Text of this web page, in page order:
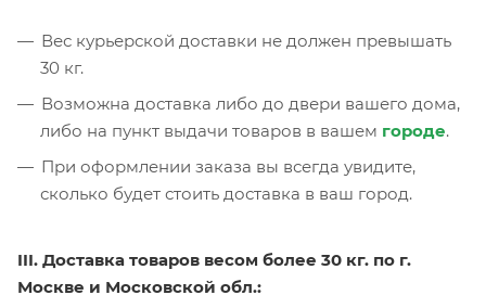
Вес курьерской доставки не должен превышать
30 кг.
Возможна доставка либо до двери вашего дома,
либо на пункт выдачи товаров в вашем городе.
При оформлении заказа вы всегда увидите,
сколько будет стоить доставка в ваш город.
III. Доставка товаров весом более 30 кг. по г.
Москве и Московской обл.: